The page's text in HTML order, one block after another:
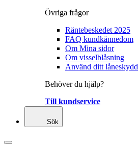
Övriga frågor
Räntebeskedet 2025
FAQ kundkännedom
Om Mina sidor
Om visselblåsning
Använd ditt låneskydd
Behöver du hjälp?
Till kundservice
Sök